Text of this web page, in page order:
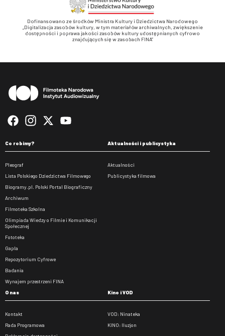
Dofinansowano ze środków Ministra Kultury i Dziedzictwa Narodowego
„Digitalizacja zasobów kultury, w tym materiałów archiwalnych, zwiększenie
dostępności i poprawa jakości zasobów kultury udostępnianych cyfrowo
znajdujących się w zasobach FINA”
Co robimy?
Pleograf
Lista Polskiego Dziedzictwa Filmowego
Biogramy.pl. Polski Portal Biograficzny
Archiwum
Filmoteka Szkolna
Olimpiada Wiedzy o Filmie i Komunikacji
Społecznej
Fototeka
Gapla
Repozytorium Cyfrowe
Badania
Wynajem przestrzeni FINA
Aktualności i publicystyka
Aktualności
Publicystyka filmowa
O nas
Kontakt
Rada Programowa
Kino i VOD
VOD: Ninateka
KINO: Iluzjon